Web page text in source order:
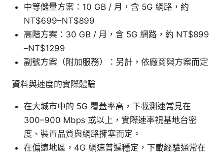
中等儲量方案：10 GB / 月，含 5G 網路，約
NT$699–NT$899
高階方案：30 GB / 月，含 5G 網路，約 NT$899
–NT$1299
副號方案（附加服務）：另計，依廠商與方案而定
資料與速度的實際體驗
在大城市中的 5G 覆蓋率高，下載測速常見在
300–900 Mbps 或以上，實際速率視基地台密
度、裝置品質與網路擁塞而定。
在偏遠地區，4G 網速普遍穩定，下載經驗通常在